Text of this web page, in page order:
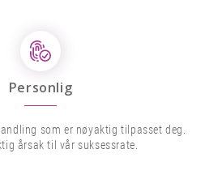
Personlig
som er nøyaktig tilpasset deg.
årsak til vår suksessrate.